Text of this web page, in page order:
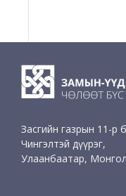
Засгийн газрын 11-р
Чингэлтэй дүүрэг,
Улаанбаатар,